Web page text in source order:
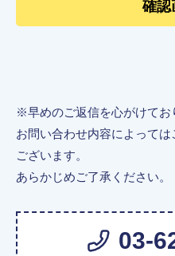
※早めのご返信を心がけてお
お問い合わせ内容によって
ございます。
あらかじめご了承ください。
03-